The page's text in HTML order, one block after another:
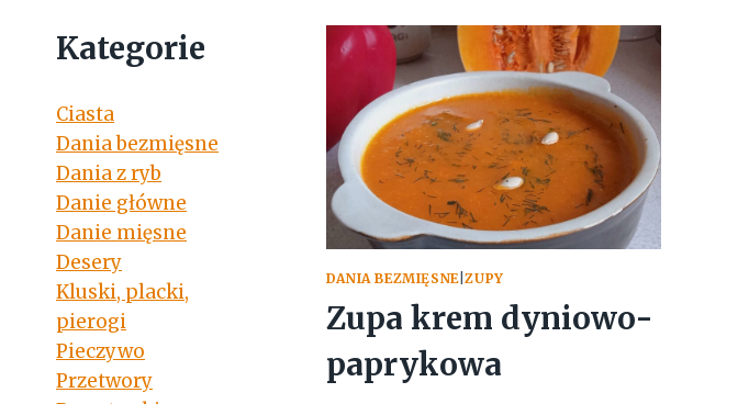
DANIA BEZMIĘSNE|ZUPY
Zupa krem dyniowo-
paprykowa
Kategorie
Ciasta
Dania bezmięsne
Dania z ryb
Danie główne
Danie mięsne
Desery
Kluski, placki,
pierogi
Pieczywo
Przetwory